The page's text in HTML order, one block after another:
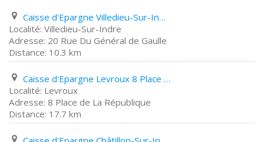
Caisse d'Epargne Villedieu-Sur-Indre 20 Rue Du Général de Gaulle
Villedieu-Sur-Indre
20 Rue Du Général de Gaulle
10.3 km
Caisse d'Epargne Levroux 8 Place de La République
Levroux
8 Place de La République
17.7 km